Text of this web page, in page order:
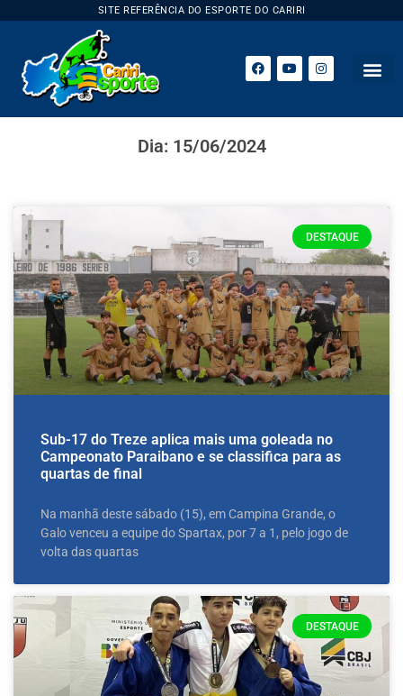
SITE REFERÊNCIA DO ESPORTE DO CARIRI
Dia: 15/06/2024
DESTAQUE
Sub-17 do Treze aplica mais uma goleada no
Campeonato Paraibano e se classifica para as
quartas de final
Na manhã deste sábado (15), em Campina Grande, o
Galo venceu a equipe do Spartax, por 7 a 1, pelo jogo de
volta das quartas
DESTAQUE